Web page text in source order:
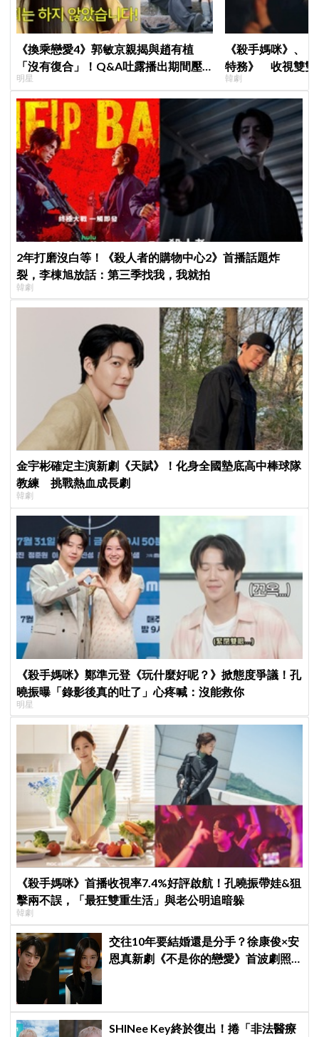
《換乘戀愛4》郭敏京親揭與趙有植
「沒有復合」！Q&A吐露播出期間壓
力爆表，曾因惡評失眠
明星
《殺手媽咪》、
特務》 收視雙雙
高！
韓劇
2年打磨沒白等！《殺人者的購物中心2》首播話題炸
裂，李棟旭放話：第三季找我，我就拍
韓劇
金宇彬確定主演新劇《天賦》！化身全國墊底高中棒球隊
教練 挑戰熱血成長劇
韓劇
《殺手媽咪》鄭準元登《玩什麼好呢？》掀態度爭議！孔
曉振曝「錄影後真的吐了」心疼喊：沒能救你
明星
《殺手媽咪》首播收視率7.4%好評啟航！孔曉振帶娃&狙
擊兩不誤，「最狂雙重生活」與老公明追暗躲
韓劇
交往10年要結婚還是分手？徐康俊×安
恩真新劇《不是你的戀愛》首波劇照
SHINee Key終於復出！捲「非法醫療